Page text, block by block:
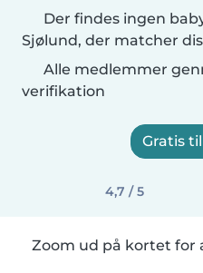
Der findes ingen
Sjølund, der matcher
Alle medlemmer
verifikation
Gratis
4,7 / 5
Zoom ud på kortet for